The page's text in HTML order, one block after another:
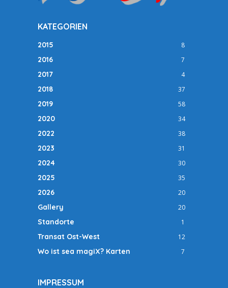
KATEGORIEN
2015 8
2016 7
2017 4
2018 37
2019 58
2020 34
2022 38
2023 31
2024 30
2025 35
2026 20
Gallery 20
Standorte 1
Transat Ost-West 12
Wo ist sea magiX? Karten 7
IMPRESSUM